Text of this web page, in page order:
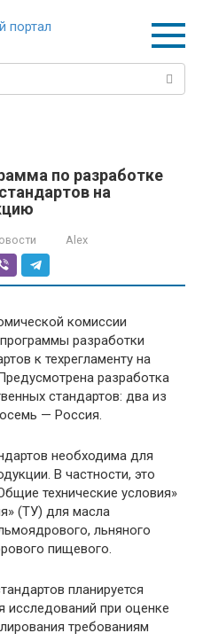
по разработке
на
Alex
комиссии
разработки
к техрегламенту на
разработка
стандартов: два из
— Россия.
необходима для
В частности, это
технические условия»
(ТУ) для масла
льняного
пищевого.
планируется
исследований при оценке
требованиям